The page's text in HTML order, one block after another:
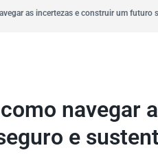
Proteção de Dados Open Finance
as incertezas e construir um futuro
navegar
e